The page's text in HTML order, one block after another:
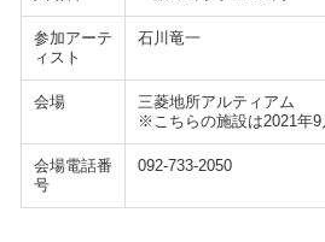
参加アーテ
ィスト
石川竜一
会場
三菱地所アルティアム
※こちらの施設は2021年9
会場電話番
号
092-733-2050